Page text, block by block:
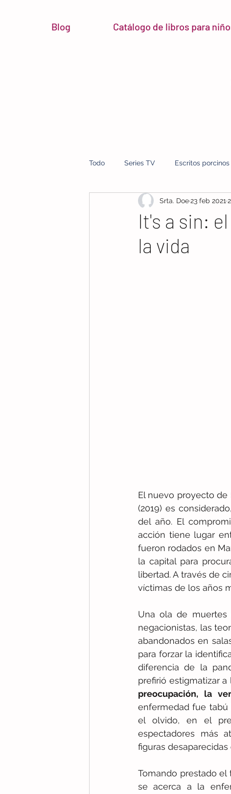
Blog Catálogo de libros para
Todo Series TV Escritos porcinos
micro reseñas
It's a sin:
la vida
Srta. Doe23 feb 2021
El nuevo proyecto de
(2019) es
del año. El
acción tiene lugar
fueron rodados en
la capital para
libertad. A través de
víctimas de los años
Una ola de
negacionistas, las
abandonados en
para forzar la
diferencia de la
prefirió estigmatizar a
preocupación, la
enfermedad fue
el olvido, en el
espectadores más
figuras
Tomando prestado
se acerca a la